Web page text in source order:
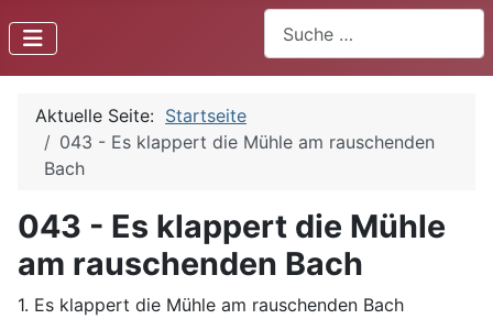
Aktuelle Seite: Startseite
043 - Es klappert die Mühle am rauschenden
Bach
043 - Es klappert die Mühle
am rauschenden Bach
1. Es klappert die Mühle am rauschenden Bach